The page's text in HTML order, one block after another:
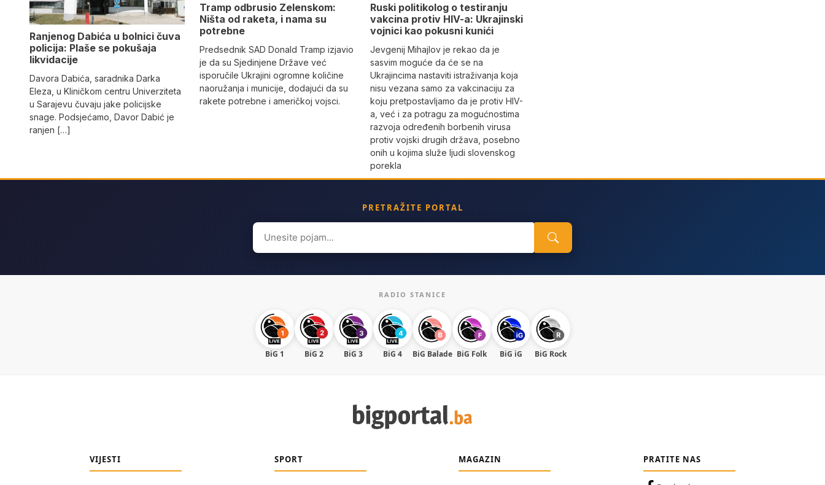
Ranjenog Dabića u bolnici čuva
policija: Plaše se pokušaja
likvidacije
Davora Dabića, saradnika Darka
Eleza, u Kliničkom centru Univerziteta
u Sarajevu čuvaju jake policijske
snage. Podsjećamo, Davor Dabić je
ranjen […]
Tramp odbrusio Zelenskom:
Ništa od raketa, i nama su
potrebne
Predsednik SAD Donald Tramp izjavio
je da su Sjedinjene Države već
isporučile Ukrajini ogromne količine
naoružanja i municije, dodajući da su
rakete potrebne i američkoj vojsci.
Ruski politikolog o testiranju
vakcina protiv HIV-a: Ukrajinski
vojnici kao pokusni kunići
Jevgenij Mihajlov je rekao da je
sasvim moguće da će se na
Ukrajincima nastaviti istraživanja koja
nisu vezana samo za vakcinaciju za
koju pretpostavljamo da je protiv HIV-
a, već i za potragu za mogućnostima
razvoja određenih borbenih virusa
protiv vojski drugih država, posebno
onih u kojima služe ljudi slovenskog
porekla
PRETRAŽITE PORTAL
Search
for:
RADIO STANICE
BiG 1 BiG 2 BiG 3 BiG 4 BiG Balade BiG Folk BiG iG BiG Rock
VIJESTI SPORT MAGAZIN PRATITE NAS